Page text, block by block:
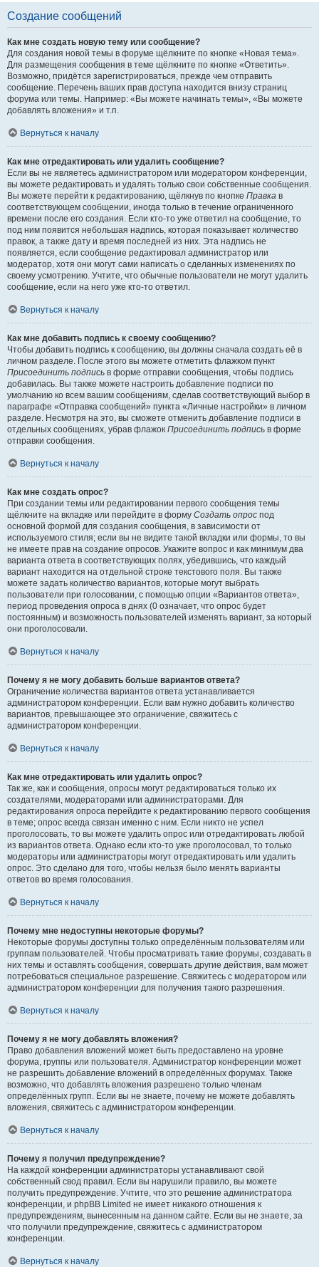
Создание сообщений
Как мне создать новую тему или сообщение?
Для создания новой темы в форуме щёлкните по кнопке «Новая тема».
Для размещения сообщения в теме щёлкните по кнопке «Ответить».
Возможно, придётся зарегистрироваться, прежде чем отправить
сообщение. Перечень ваших прав доступа находится внизу страниц
форума или темы. Например: «Вы можете начинать темы», «Вы можете
добавлять вложения» и т.п.
Вернуться к началу
Как мне отредактировать или удалить сообщение?
Если вы не являетесь администратором или модератором конференции,
вы можете редактировать и удалять только свои собственные сообщения.
Вы можете перейти к редактированию, щёлкнув по кнопке Правка в
соответствующем сообщении, иногда только в течение ограниченного
времени после его создания. Если кто-то уже ответил на сообщение, то
под ним появится небольшая надпись, которая показывает количество
правок, а также дату и время последней из них. Эта надпись не
появляется, если сообщение редактировал администратор или
модератор, хотя они могут сами написать о сделанных изменениях по
своему усмотрению. Учтите, что обычные пользователи не могут удалить
сообщение, если на него уже кто-то ответил.
Вернуться к началу
Как мне добавить подпись к своему сообщению?
Чтобы добавить подпись к сообщению, вы должны сначала создать её в
личном разделе. После этого вы можете отметить флажком пункт
Присоединить подпись в форме отправки сообщения, чтобы подпись
добавилась. Вы также можете настроить добавление подписи по
умолчанию ко всем вашим сообщениям, сделав соответствующий выбор в
параграфе «Отправка сообщений» пункта «Личные настройки» в личном
разделе. Несмотря на это, вы сможете отменить добавление подписи в
отдельных сообщениях, убрав флажок Присоединить подпись в форме
отправки сообщения.
Вернуться к началу
Как мне создать опрос?
При создании темы или редактировании первого сообщения темы
щёлкните на вкладке или перейдите в форму Создать опрос под
основной формой для создания сообщения, в зависимости от
используемого стиля; если вы не видите такой вкладки или формы, то вы
не имеете прав на создание опросов. Укажите вопрос и как минимум два
варианта ответа в соответствующих полях, убедившись, что каждый
вариант находится на отдельной строке текстового поля. Вы также
можете задать количество вариантов, которые могут выбрать
пользователи при голосовании, с помощью опции «Вариантов ответа»,
период проведения опроса в днях (0 означает, что опрос будет
постоянным) и возможность пользователей изменять вариант, за который
они проголосовали.
Вернуться к началу
Почему я не могу добавить больше вариантов ответа?
Ограничение количества вариантов ответа устанавливается
администратором конференции. Если вам нужно добавить количество
вариантов, превышающее это ограничение, свяжитесь с
администратором конференции.
Вернуться к началу
Как мне отредактировать или удалить опрос?
Так же, как и сообщения, опросы могут редактироваться только их
создателями, модераторами или администраторами. Для
редактирования опроса перейдите к редактированию первого сообщения
в теме; опрос всегда связан именно с ним. Если никто не успел
проголосовать, то вы можете удалить опрос или отредактировать любой
из вариантов ответа. Однако если кто-то уже проголосовал, то только
модераторы или администраторы могут отредактировать или удалить
опрос. Это сделано для того, чтобы нельзя было менять варианты
ответов во время голосования.
Вернуться к началу
Почему мне недоступны некоторые форумы?
Некоторые форумы доступны только определённым пользователям или
группам пользователей. Чтобы просматривать такие форумы, создавать в
них темы и оставлять сообщения, совершать другие действия, вам может
потребоваться специальное разрешение. Свяжитесь с модератором или
администратором конференции для получения такого разрешения.
Вернуться к началу
Почему я не могу добавлять вложения?
Право добавления вложений может быть предоставлено на уровне
форума, группы или пользователя. Администратор конференции может
не разрешить добавление вложений в определённых форумах. Также
возможно, что добавлять вложения разрешено только членам
определённых групп. Если вы не знаете, почему не можете добавлять
вложения, свяжитесь с администратором конференции.
Вернуться к началу
Почему я получил предупреждение?
На каждой конференции администраторы устанавливают свой
собственный свод правил. Если вы нарушили правило, вы можете
получить предупреждение. Учтите, что это решение администратора
конференции, и phpBB Limited не имеет никакого отношения к
предупреждениям, вынесенным на данном сайте. Если вы не знаете, за
что получили предупреждение, свяжитесь с администратором
конференции.
Вернуться к началу